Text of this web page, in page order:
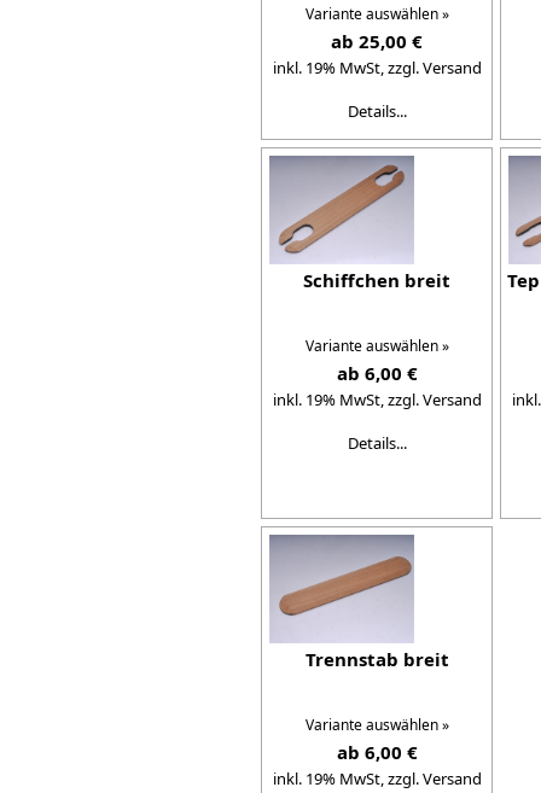
Variante auswählen »
ab 25,00 €
inkl. 19% MwSt,zzgl. Versand
Details...
Schiffchen breit
Variante auswählen »
ab 6,00 €
inkl. 19% MwSt,zzgl. Versand
Details...
Trennstab breit
Variante auswählen »
ab 6,00 €
inkl. 19% MwSt,zzgl. Versand